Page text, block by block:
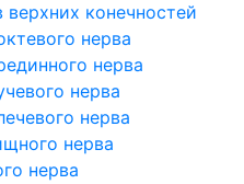
конечностей
нерва
нерва
нерва
нерва
нерва
нерва